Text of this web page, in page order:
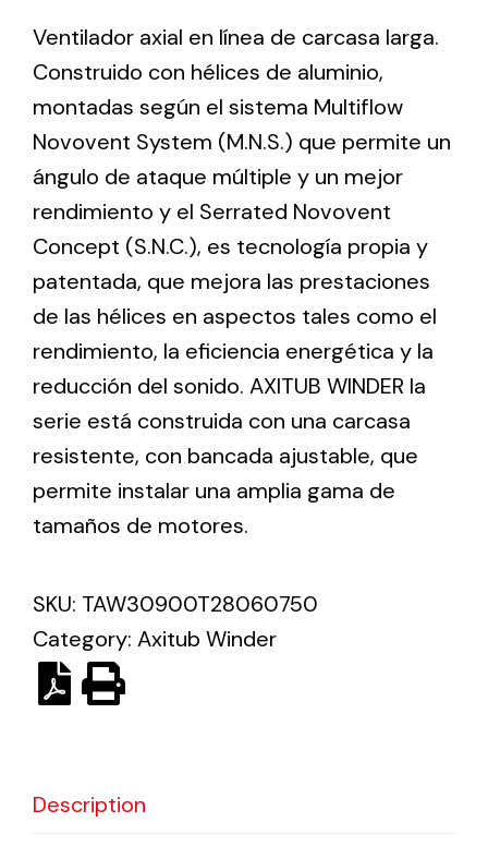
Ventilation
The incorporation of Novovent into the group
meant a greater offer of ventilation products for
different uses
Iluminación Solar
Variedad de soluciones solares para todo tipo
de necesidades.
Variety of solar solutions for all kinds of needs.
Ventilador axial en línea de carcasa larga.
Construido con hélices de aluminio,
montadas según el sistema Multiflow
Novovent System (M.N.S.) que permite un
ángulo de ataque múltiple y un mejor
rendimiento y el Serrated Novovent
Concept (S.N.C.), es tecnología propia y
patentada, que mejora las prestaciones
de las hélices en aspectos tales como el
rendimiento, la eficiencia energética y la
reducción del sonido. AXITUB WINDER la
serie está construida con una carcasa
resistente, con bancada ajustable, que
permite instalar una amplia gama de
tamaños de motores.
SKU: TAW30900T28060750
Category: Axitub Winder
Description